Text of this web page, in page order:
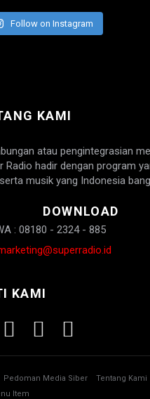
Follow on Instagram
KAMI
atau pengintegrasian
Radio hadir dengan program
musik yang Indonesia
: 08180 - 2324 - 885
DOWNLOAD
KAMI
Pedoman Media Siber
Tentang Kami
Item